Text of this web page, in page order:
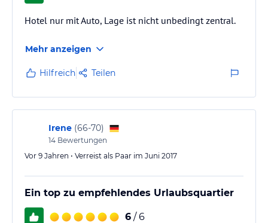
Hotel nur mit Auto, Lage ist nicht unbedingt zentral.
Mehr anzeigen
Hilfreich Teilen
Irene (66-70)
14 Bewertungen
Vor 9 Jahren • Verreist als Paar im Juni 2017
Ein top zu empfehlendes Urlaubsquartier
6 / 6